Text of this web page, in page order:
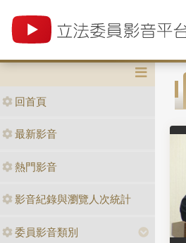
回首頁
最新影音
熱門影音
影音紀錄與瀏覽人次統計
委員影音類別